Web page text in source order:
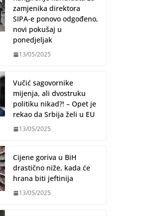
zamjenika direktora
SIPA-e ponovo odgođeno,
novi pokušaj u
ponedjeljak
13/05/2025
Vučić sagovornike
mijenja, ali dvostruku
politiku nikad?! – Opet je
rekao da Srbija želi u EU
13/05/2025
Cijene goriva u BiH
drastično niže, kada će
hrana biti jeftinija
13/05/2025